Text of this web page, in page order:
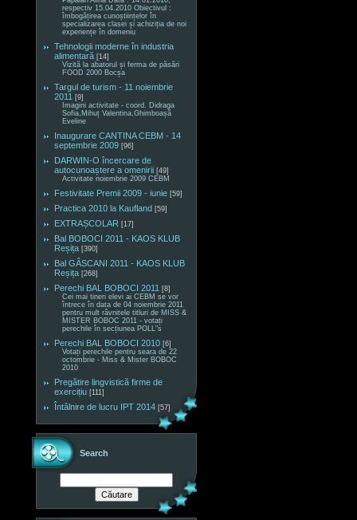
respectiv 15.04.2010 Obiectivul :
îmbogățirea cunoștiințelor în
specializarea clasei și achiziția de noi
experiențe în domeniu
Tehnologii moderne în industria
alimentară [14]
Vizită la abatorul și ferma de păsări
FOOD 2000 Bocșa
Targul de turism - 11 noiembrie
2011 [9]
Imagini activitate - coord. Didraga
Sofia,Mihuț Valentina,Ghimboașă
Eveline
Inaugurare CANTINA CEBM - 14
septembrie 2009 [96]
DARWIN-O încercare de
autocunoaștere a omenirii [49]
Activitate noiembrie 2009 CEBM
Festivitate Premii 2009 - iunie [59]
Practica 2010 la Kaufland [59]
EXTRAȘCOLAR [17]
Bal BOBOCI 2011 - KAOS KLUB
Reșița [390]
Bal GÂSCANI 2011 - KAOS KLUB
Reșița [268]
Perechi BAL BOBOCI 2011 [8]
Cei mai tineri elevi ai CEBM se vor
întrece în data de 04 noiembrie 2011
pentru mult râvnitele titluri de MISS &
MISTER BOBOC 2011 - votați
perechile în secțiunea POLL"s
Perechi BAL BOBOCI 2010 [6]
Votați perechile pentru seara de 22
octombrie - Miss & Mister BOBOC
2010
Pregătire lingvistică firme de
exercițiu [111]
Întâlnire de lucru IPT 2014 [57]
Search